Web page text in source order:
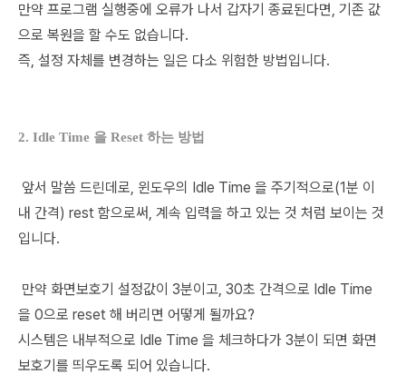
만약 프로그램 실행중에 오류가 나서 갑자기 종료된다면, 기존 값
으로 복원을 할 수도 없습니다.
즉, 설정 자체를 변경하는 일은 다소 위험한 방법입니다.
2. Idle Time 을 Reset 하는 방법
앞서 말씀 드린데로, 윈도우의 Idle Time 을 주기적으로(1분 이
내 간격) rest 함으로써, 계속 입력을 하고 있는 것 처럼 보이는 것
입니다.
만약 화면보호기 설정값이 3분이고, 30초 간격으로 Idle Time
을 0으로 reset 해 버리면 어떻게 될까요?
시스템은 내부적으로 Idle Time 을 체크하다가 3분이 되면 화면
보호기를 띄우도록 되어 있습니다.